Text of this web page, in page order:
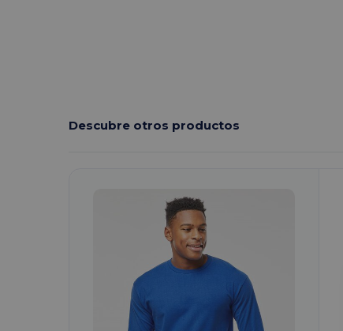
Descubre otros productos